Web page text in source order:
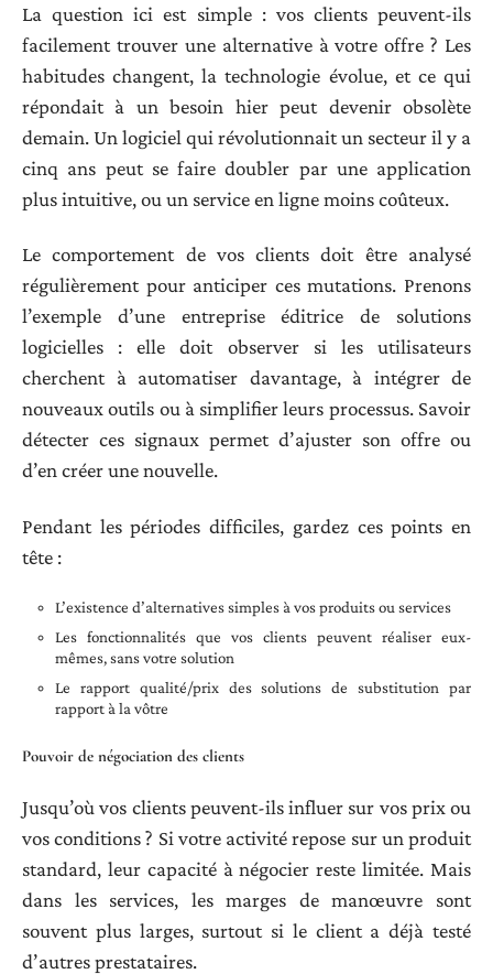
La question ici est simple : vos clients peuvent-ils
facilement trouver une alternative à votre offre ? Les
habitudes changent, la technologie évolue, et ce qui
répondait à un besoin hier peut devenir obsolète
demain. Un logiciel qui révolutionnait un secteur il y a
cinq ans peut se faire doubler par une application
plus intuitive, ou un service en ligne moins coûteux.
Le comportement de vos clients doit être analysé
régulièrement pour anticiper ces mutations. Prenons
l’exemple d’une entreprise éditrice de solutions
logicielles : elle doit observer si les utilisateurs
cherchent à automatiser davantage, à intégrer de
nouveaux outils ou à simplifier leurs processus. Savoir
détecter ces signaux permet d’ajuster son offre ou
d’en créer une nouvelle.
Pendant les périodes difficiles, gardez ces points en
tête :
L’existence d’alternatives simples à vos produits ou services
Les fonctionnalités que vos clients peuvent réaliser eux-
mêmes, sans votre solution
Le rapport qualité/prix des solutions de substitution par
rapport à la vôtre
Pouvoir de négociation des clients
Jusqu’où vos clients peuvent-ils influer sur vos prix ou
vos conditions ? Si votre activité repose sur un produit
standard, leur capacité à négocier reste limitée. Mais
dans les services, les marges de manœuvre sont
souvent plus larges, surtout si le client a déjà testé
d’autres prestataires.